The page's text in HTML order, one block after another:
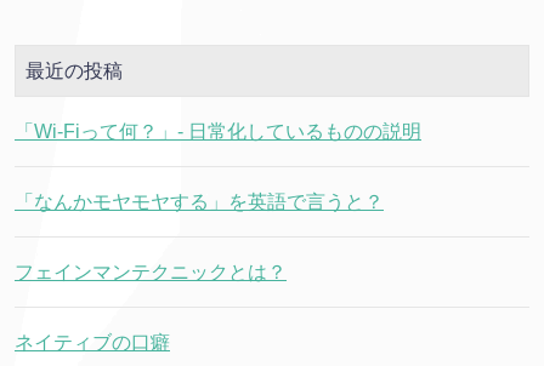
最近の投稿
「Wi-Fiって何？」- 日常化しているものの説明
「なんかモヤモヤする」を英語で言うと？
フェインマンテクニックとは？
ネイティブの口癖